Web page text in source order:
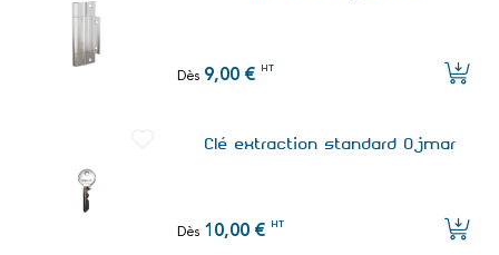
Dès 9,00 € HT
Clé extraction standard Ojmar
Dès 10,00 € HT